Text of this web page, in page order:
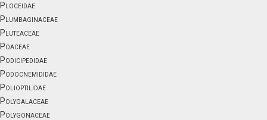
Ploceidae
Plumbaginaceae
Pluteaceae
Poaceae
Podicipedidae
Podocnemididae
Polioptilidae
Polygalaceae
Polygonaceae